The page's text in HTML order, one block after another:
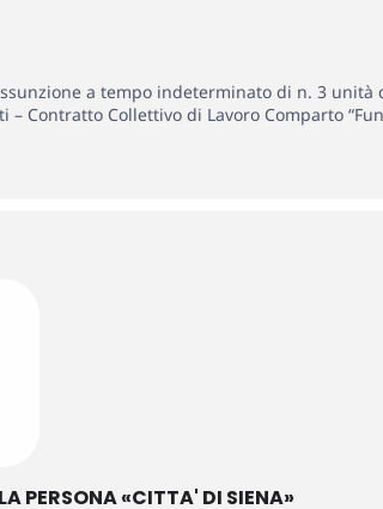
a tempo indeterminato di n. 3
– Contratto Collettivo di Lavoro Comparto
PERSONA «CITTA' DI SIENA»